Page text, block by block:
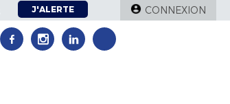
J'ALERTE CONNEXION